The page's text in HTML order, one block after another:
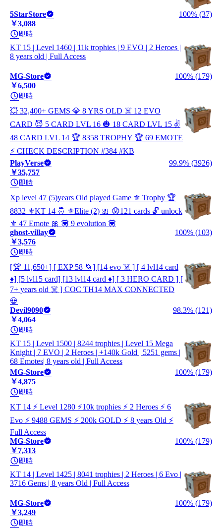
5StarStore
100% (37)
￥3,088
即時
KT 15 | Level 1460 | 11k trophies | 9 EVO | 2 Heroes |
8 years old | Full Access
MG-Store
100% (179)
￥6,500
即時
💥 32,400+ GEMS 💎 8 YRS OLD ☠️ 12 EVO
CARD 😈 5 CARD LVL 16 🎃 18 CARD LVL 15 ✌️
48 CARD LVL 14 🏆 8358 TROPHY 🏆 69 EMOTE
⚡ CHECK DESCRIPTION #384 #KB
PlayVerse
99.9% (3926)
￥35,757
即時
Xp level 47 (5)years Old played Game ⚜️ Trophy 🏆
8832 ⚜️KT 14 🤴 ⚜️Elite (2) 🎀 😟121 cards 🔓 unlock
⚜️ 47 Emote 🎀 💟 9 evolution 💟
ghost-villay
100% (103)
￥3,576
即時
[🏆 11,650+] [ EXP 58 🌀] [14 evo ☠️ ] [ 4 lvl14 card
♦️] [5 lvl15 card] [13 lvl14 card ♦️] [ 3 HERO CARD ] [
7+ years old ☠️ ] COC TH14 MAX CONNECTED
💀
Devil9090
98.3% (121)
￥4,064
即時
KT 15 | Level 1500 | 8244 trophies | Level 15 Mega
Knight | 7 EVO | 2 Heroes | +140k Gold | 5251 gems |
68 Emotes| 8 years old | Full Access
MG-Store
100% (179)
￥4,875
即時
KT 14 ⚡ Level 1280 ⚡10k trophies ⚡ 2 Heroes ⚡ 6
Evo ⚡ 9488 GEMS ⚡ 200k GOLD ⚡ 8 years Old ⚡
Full Access
MG-Store
100% (179)
￥7,313
即時
KT 14 | Level 1425 | 8041 trophies | 2 Heroes | 6 Evo |
3716 Gems | 8 years Old | Full Access
MG-Store
100% (179)
￥3,249
即時